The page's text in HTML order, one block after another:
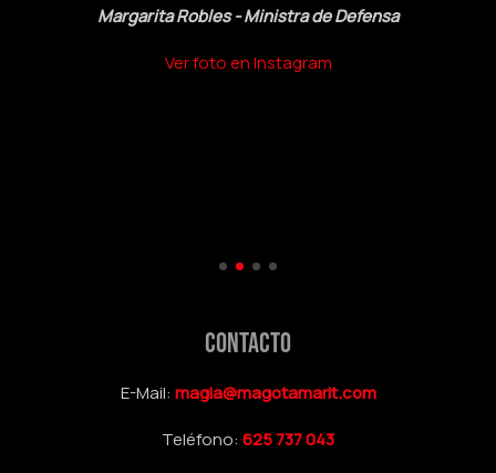
Margarita Robles - Ministra de Defensa
Ver foto en Instagram
Susanna Griso - Presentadora TV, tras
teléfono en directo
Alicia Koplowitz
CONTACTO
E-Mail: magia@magotamarit.com
Teléfono: 625 737 043